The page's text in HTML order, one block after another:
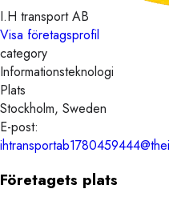
I.H transport AB
Visa företagsprofil
category
Informationsteknologi
Plats
Stockholm, Sweden
E-post:
Företagets plats